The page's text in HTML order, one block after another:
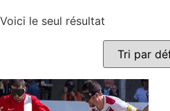
Voici le seul résultat